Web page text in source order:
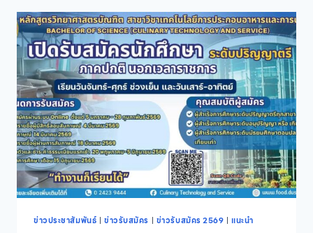
1/2569
มี
สิทธิ์
สอบ
สัมภาษณ์
หลักสูตร
ประกาศนียบัตร
ผู้
ช่วย
พยาบาล
รุ่น
ที่
12
ประจำ
ปี
ศึกษา
ข่าวประชาสัมพันธ์ | ข่าวรับสมัคร | ข่าวรับสมัคร 2569 | แนะนำ